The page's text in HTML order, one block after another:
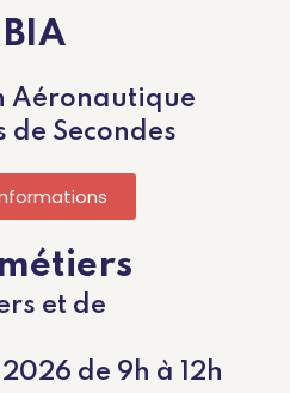
BIA
Aéronautique
de Secondes
métiers
et de
de 9h à 12h